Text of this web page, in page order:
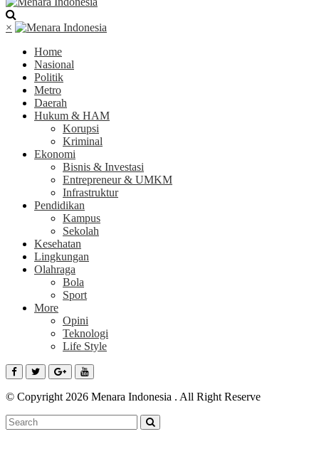
×
Home
Nasional
Politik
Metro
Daerah
Hukum & HAM
Korupsi
Kriminal
Ekonomi
Bisnis & Investasi
Entrepreneur & UMKM
Infrastruktur
Pendidikan
Kampus
Sekolah
Kesehatan
Lingkungan
Olahraga
Bola
Sport
More
Opini
Teknologi
Life Style
© Copyright 2026 Menara Indonesia . All Right Reserve